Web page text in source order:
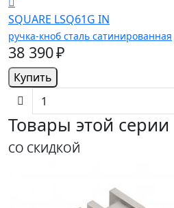
SQUARE LSQ61G IN
ручка-кноб сталь сатинированная
38 390 ₽
Купить
Товары этой серии
СО СКИДКОЙ